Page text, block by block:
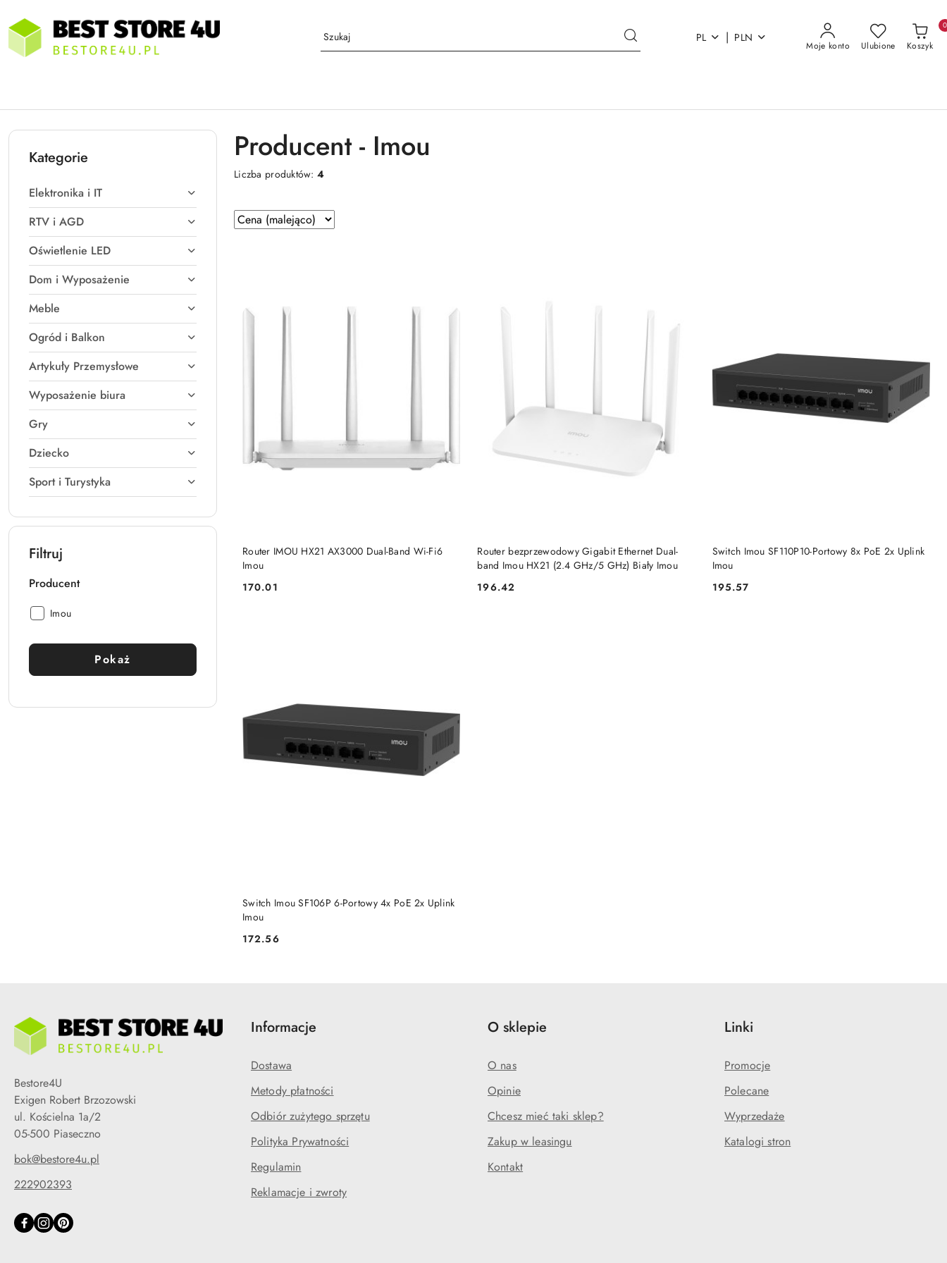
Przejdź do treści głównej
Przejdź do wyszukiwarki
Przejdź do moje konto
Przejdź do menu głównego
Przejdź do stopki
PL | PLN
Moje konto Ulubione Koszyk
0
Kategorie
Elektronika i IT
RTV i AGD
Oświetlenie LED
Dom i Wyposażenie
Meble
Ogród i Balkon
Artykuły Przemysłowe
Wyposażenie biura
Gry
Dziecko
Sport i Turystyka
Filtruj
Producent
Producent:
Imou
Pokaż
Producent - Imou
Liczba produktów:4
Zastosowano
sortowanie:
Sortuj
według
Router IMOU HX21 AX3000 Dual-Band Wi-Fi6
Imou
Cena:
170.01
DO KOSZYKA
Router bezprzewodowy Gigabit Ethernet Dual-
band Imou HX21 (2.4 GHz/5 GHz) Biały Imou
Cena:
196.42
PRODUKT NIEDOSTĘPNY
Switch Imou SF110P10-Portowy 8x PoE 2x Uplink
Imou
Cena:
195.57
PRODUKT NIEDOSTĘPNY
Switch Imou SF106P 6-Portowy 4x PoE 2x Uplink
Imou
Cena:
172.56
PRODUKT NIEDOSTĘPNY
Bestore4U
Exigen Robert Brzozowski
ul. Kościelna 1a/2
05-500 Piaseczno
bok@bestore4u.pl
222902393
Informacje
Dostawa
Metody płatności
Odbiór zużytego sprzętu
Polityka Prywatności
Regulamin
Reklamacje i zwroty
O sklepie
O nas
Opinie
Chcesz mieć taki sklep?
Zakup w leasingu
Kontakt
Linki
Promocje
Polecane
Wyprzedaże
Katalogi stron